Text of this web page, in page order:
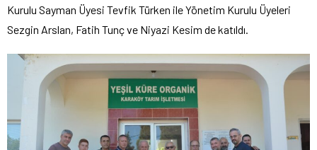
Kurulu Sayman Üyesi Tevfik Türken ile Yönetim Kurulu Üyeleri
Sezgin Arslan, Fatih Tunç ve Niyazi Kesim de katıldı.